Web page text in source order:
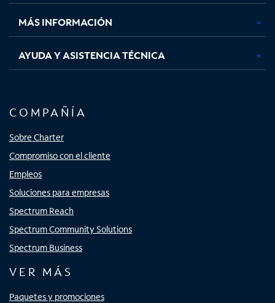
nuevanuevanuevanueva
MÁS INFORMACIÓN
AYUDA Y ASISTENCIA TÉCNICA
COMPAÑÍA
Sobre Charter
Compromiso con el cliente
Empleos
Soluciones para empresas
Spectrum Reach
Spectrum Community Solutions
Spectrum Business
VER MÁS
Paquetes y promociones